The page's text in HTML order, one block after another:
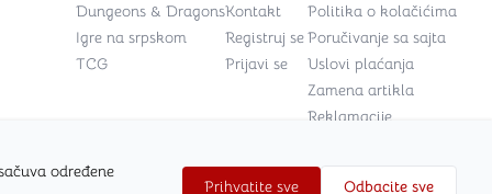
određene
Prihvatite sve Odbacite sve
Dungeons & Dragons
Igre na srpskom
TCG
Kontakt
Registruj se
Prijavi se
Politika o kolačićima
Poručivanje sa sajta
Uslovi plaćanja
Zamena artikla
Reklamacije